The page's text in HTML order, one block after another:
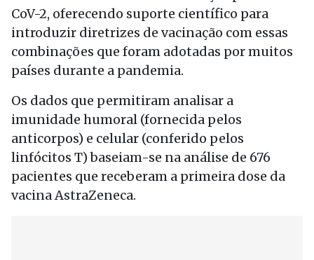
CoV-2, oferecendo suporte científico para
introduzir diretrizes de vacinação com essas
combinações que foram adotadas por muitos
países durante a pandemia.
Os dados que permitiram analisar a
imunidade humoral (fornecida pelos
anticorpos) e celular (conferido pelos
linfócitos T) baseiam-se na análise de 676
pacientes que receberam a primeira dose da
vacina AstraZeneca.